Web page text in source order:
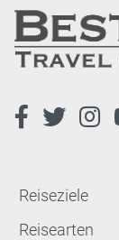
Reiseziele
Reisearten